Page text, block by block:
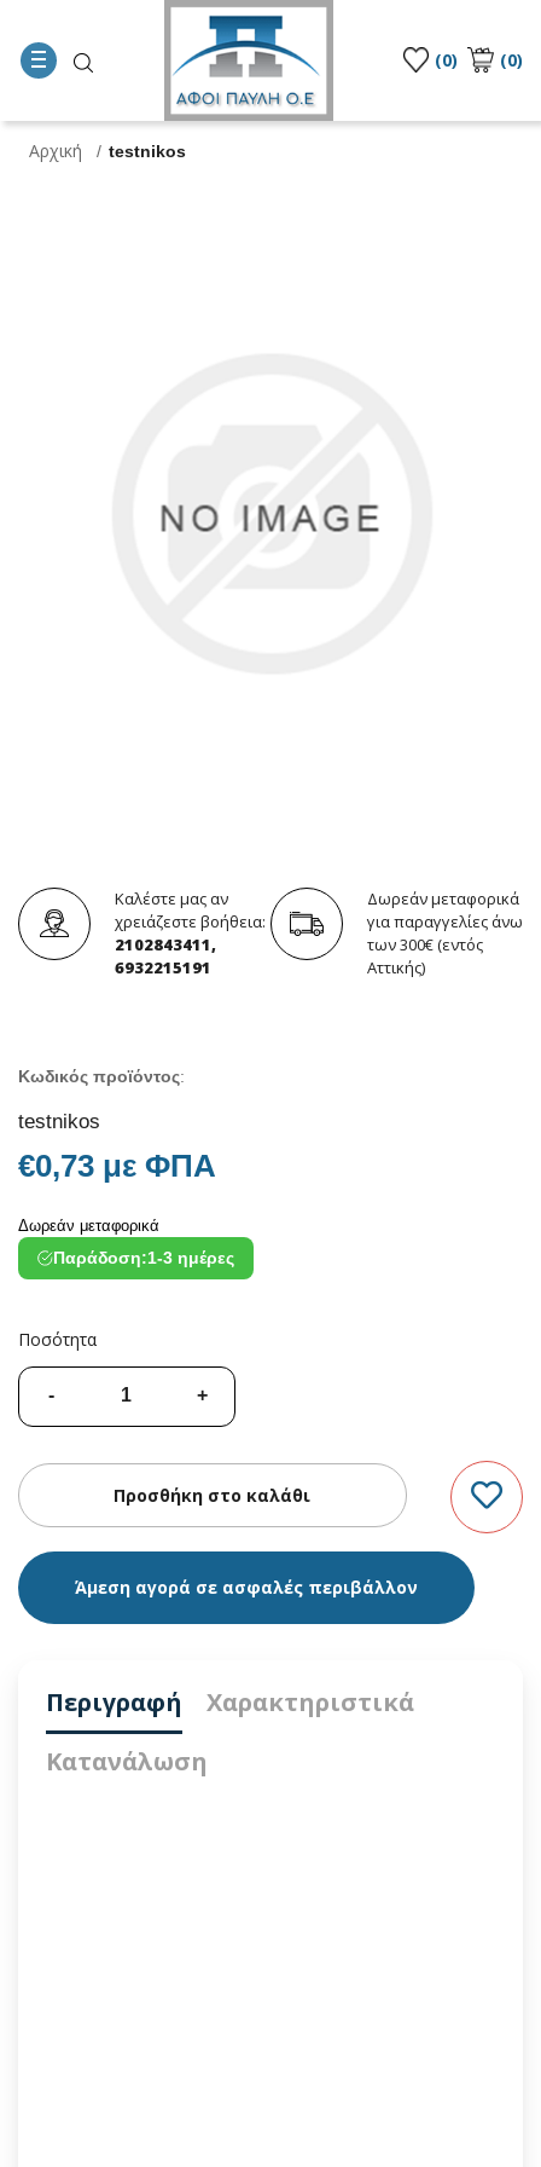
(0) (0)
Αρχική / testnikos
Καλέστε μας αν
χρειάζεστε βοήθεια:
2102843411,
6932215191
Δωρεάν μεταφορικά
για παραγγελίες άνω
των 300€ (εντός
Αττικής)
Κωδικός προϊόντος:
testnikos
€0,73 με ΦΠΑ
Δωρεάν μεταφορικά
Παράδοση:1-3 ημέρες
Ποσότητα
Άμεση αγορά σε ασφαλές περιβάλλον
Περιγραφή
Χαρακτηριστικά
Κατανάλωση